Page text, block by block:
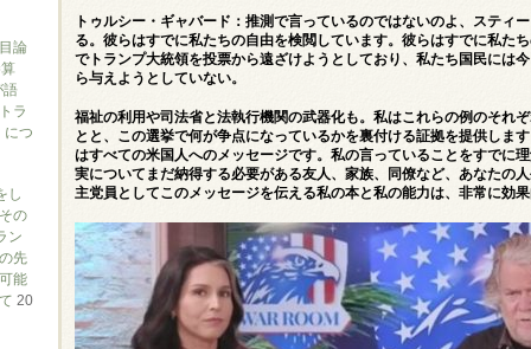
トゥルシー・ギャバード：推測で言っているのではないのよ、スティ
る。彼らはすでに私たちの自由を検閲しています。彼らはすでに私た
でトランプ大統領を投票から遠ざけようとしており、私たち国民には
ら与えようとしていない。
福祉の利用や司法省と法執行機関の武器化も。私はこれらの例のそれ
とと、この選挙で何が争点になっているかを裏付ける証拠を提供しま
はすべての米国人へのメッセージです。私の言っていることをすでに
実についてまだ納得する必要がある友人、家族、同僚など、あなたの
主党員としてこのメ​​ッセージを伝える私の本と私の能力は、非常に効
論
語
ラ
つ
し
の
ン
先
能
20